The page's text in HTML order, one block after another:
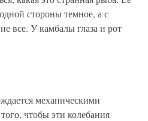
стороны темное, а с
все. У камбалы глаза и рот
механическими
чтобы эти колебания